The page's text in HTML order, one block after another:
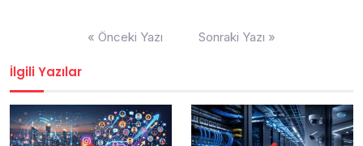
« Önceki Yazı Sonraki Yazı »
İlgili Yazılar